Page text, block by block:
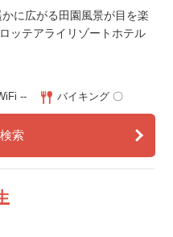
に広がる田園風景が目を楽
ッテアライリゾートホテル
-- バイキング 〇
索